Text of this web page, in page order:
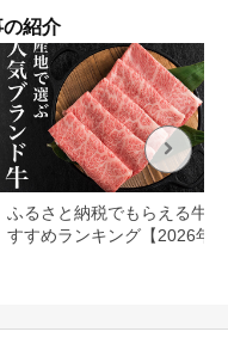
紹介
ふるさと納税でもらえる牛肉
すすめランキング【2026年